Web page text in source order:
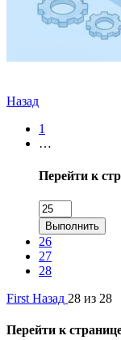
Назад
1
…
Перейти к
Выполнить
26
27
28
First Назад 28 из 28
Перейти к